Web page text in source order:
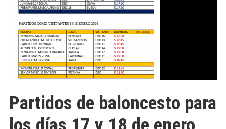
Partidos de baloncesto para